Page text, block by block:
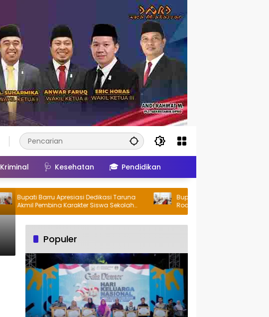
Kriminal 🩺 Kesehatan 🎓 Pendidikan
Bupati Barru Apresiasi Dedikasi Taruna
Akmil Pembina Karakter Siswa Sekolah
Rakyat
Bupati Barru Dukung
Road Peduli Seri V, Lappa Laona
Sambut Ratusan Peserta
Populer